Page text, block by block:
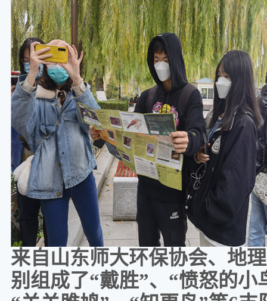
来自山东师大环保协会、地
别组成了“戴胜”、“愤怒的小